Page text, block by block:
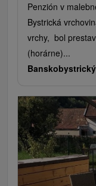
Penzión v
Bystrická
vrchy, bol
(horárne)...